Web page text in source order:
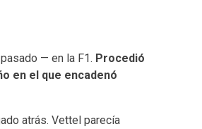
— en la F1. Procedió
en el que encadenó
atrás. Vettel parecía